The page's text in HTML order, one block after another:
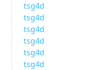
tsg4d
tsg4d
tsg4d
tsg4d
tsg4d
tsg4d